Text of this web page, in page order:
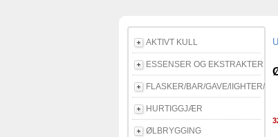
AKTIVT KULL
ESSENSER OG EKSTRAKTER
FLASKER/BAR/GAVE/lIGHTER/E-
HURTIGGJÆR
ØLBRYGGING